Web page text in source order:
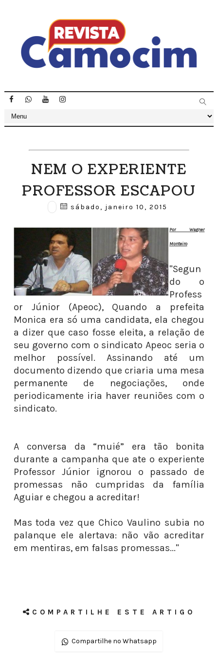
NEM O EXPERIENTE
PROFESSOR ESCAPOU
sábado, janeiro 10, 2015
Por Wagner
Monteiro
"Segun
do o
Profess
or Júnior (Apeoc), Quando a prefeita
Monica era só uma candidata, ela chegou
a dizer que caso fosse eleita, a relação de
seu governo com o sindicato Apeoc seria o
melhor possível. Assinando até um
documento dizendo que criaria uma mesa
permanente de negociações, onde
periodicamente iria haver reuniões com o
sindicato.
A conversa da “muié” era tão bonita
durante a campanha que ate o experiente
Professor Júnior ignorou o passado de
promessas não cumpridas da família
Aguiar e chegou a acreditar!
Mas toda vez que Chico Vaulino subia no
palanque ele alertava: não vão acreditar
em mentiras, em falsas promessas..."
COMPARTILHE ESTE ARTIGO
Compartilhe no Whatsapp